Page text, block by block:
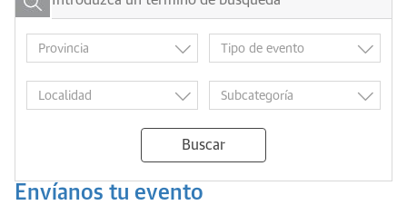
Buscar
Envíanos tu evento